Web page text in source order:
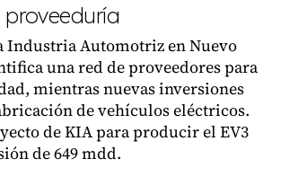
Industria Automotriz en Nuevo
una red de proveedores para
mientras nuevas inversiones
de vehículos eléctricos.
de KIA para producir el EV3
de 649 mdd.